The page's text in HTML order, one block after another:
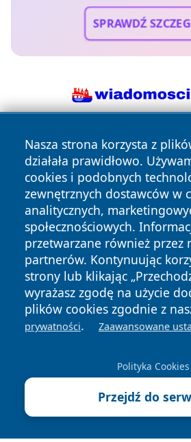
SPRAWDŹ
Nasza strona korzysta z
działała prawidłowo.
cookies i podobnych
zewnętrznych dostawców w
analitycznych,
społecznościowych.
przetwarzane również przez
partnerów. Kontynuując
strony lub klikając
wyrażasz zgodę na użycie
plików cookies zgodnie z
prywatności. Zaawansowane
Polityka Cookies
Przejdź do
Copyright © 2026 echobialystok.pl
zastrzeżone.
News Autorzy
Polityka
Prywatności